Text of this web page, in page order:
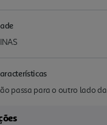
passa para o outro lado